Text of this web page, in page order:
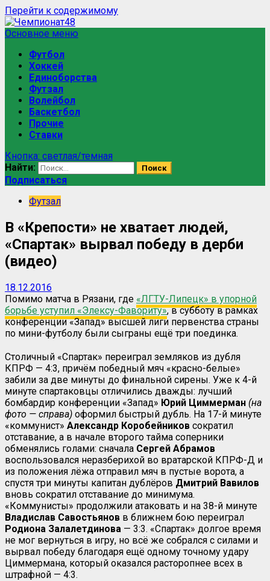
Перейти к содержимому
Основное меню
Футбол
Хоккей
Единоборства
Футзал
Волейбол
Баскетбол
Прочие
Ставки
Кнопка: светлая/темная
Найти:
Подписаться
Футзал
В «Крепости» не хватает людей,
«Спартак» вырвал победу в дерби
(видео)
18.12.2016
Помимо матча в Рязани, где «ЛГТУ-Липецк» в упорной
борьбе уступил «Элексу-Фавориту», в субботу в рамках
конференции «Запад» высшей лиги первенства страны
по мини-футболу были сыграны ещё три поединка.
Столичный «Спартак» переиграл земляков из дубля
КПРФ — 4:3, причём победный мяч «красно-белые»
забили за две минуты до финальной сирены. Уже к 4-й
минуте спартаковцы отличились дважды: лучший
бомбардир конференции «Запад» Юрий Циммерман (на
фото — справа) оформил быстрый дубль. На 17-й минуте
«коммунист» Александр Коробейников сократил
отставание, а в начале второго тайма соперники
обменялись голами: сначала Сергей Абрамов
воспользовался неразберихой во вратарской КПРФ-Д и
из положения лёжа отправил мяч в пустые ворота, а
спустя три минуты капитан дублёров Дмитрий Вавилов
вновь сократил отставание до минимума.
«Коммунисты» продолжили атаковать и на 38-й минуте
Владислав Савостьянов в ближнем бою переиграл
Родиона Залалетдинова — 3:3. «Спартак» долгое время
не мог вернуться в игру, но всё же собрался с силами и
вырвал победу благодаря ещё одному точному удару
Циммермана, который оказался расторопнее всех в
штрафной — 4:3.